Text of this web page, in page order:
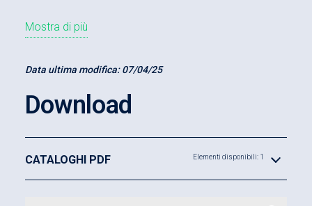
Mostra di più
Data ultima modifica:07/04/25
Download
CATALOGHI PDF Elementi disponibili: 1